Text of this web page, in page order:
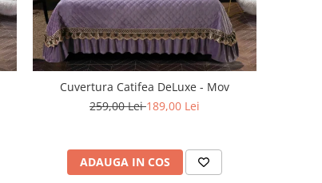
Cuvertura Catifea DeLuxe - Mov
259,00 Lei189,00 Lei
ADAUGA IN COS